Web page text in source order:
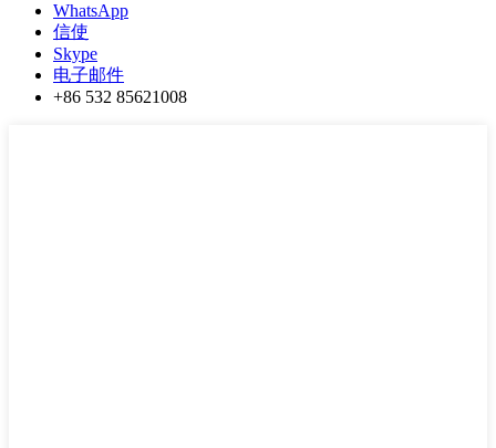
WhatsApp
信使
Skype
电子邮件
+86 532 85621008